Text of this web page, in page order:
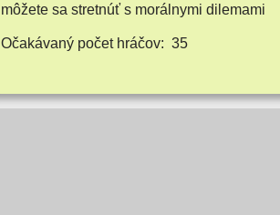
môže­te sa stret­núť s morál­ny­mi dilemami
Očakávaný počet hráčov: 35